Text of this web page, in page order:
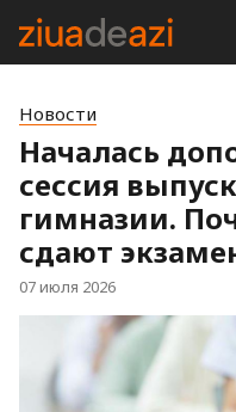
Новости
Началась
сессия
гимназии.
сдают
07 июля 2026